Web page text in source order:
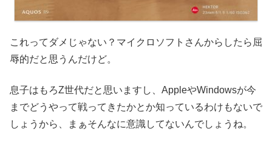
これってダメじゃない？マイクロソフトさんからしたら屈
辱的だと思うんだけど。
息子はもろZ世代だと思いますし、AppleやWindowsが今
までどうやって戦ってきたかとか知っているわけもないで
しょうから、まぁそんなに意識してないんでしょうね。